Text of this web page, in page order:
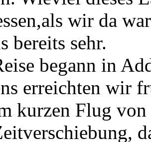
wir da
bereits sehr.
begann in
erreichten wir
kurzen Flug